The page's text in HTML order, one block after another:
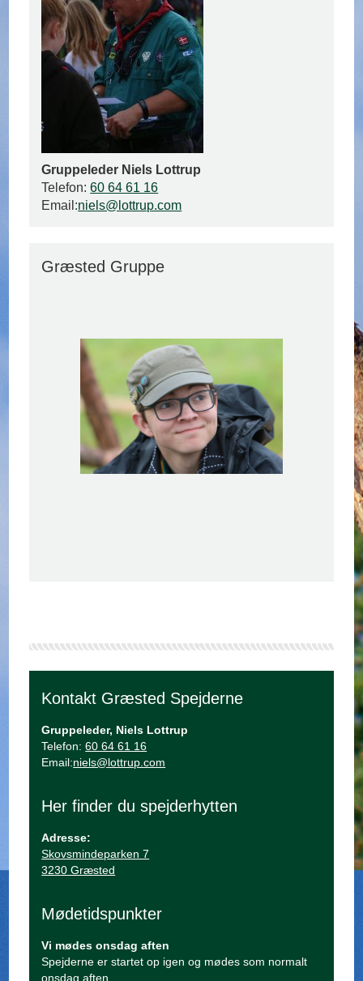
Gruppeleder Niels Lottrup
Telefon:60 64 61 16
Email:niels@lottrup.com
Græsted Gruppe
Kontakt Græsted Spejderne
Gruppeleder, Niels Lottrup
Telefon:60 64 61 16
Email:niels@lottrup.com
Her finder du spejderhytten
Adresse:
Skovsmindeparken 7
3230 Græsted
Mødetidspunkter
Vi mødes onsdag aften
Spejderne er startet op igen og mødes som normalt
onsdag aften.